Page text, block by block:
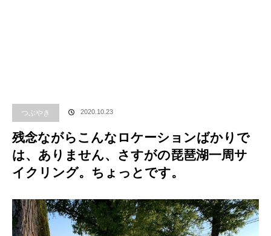
つぶやき 2020.10.23
残念ながらこんなロケーションばかりで
は、ありません、さすがの琵琶湖一周サ
イクリング。ちょっとです。